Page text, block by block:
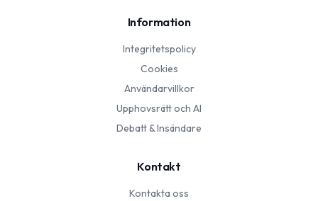
Information
Integritetspolicy
Cookies
Användarvillkor
Upphovsrätt och AI
Debatt & Insändare
Kontakt
Kontakta oss